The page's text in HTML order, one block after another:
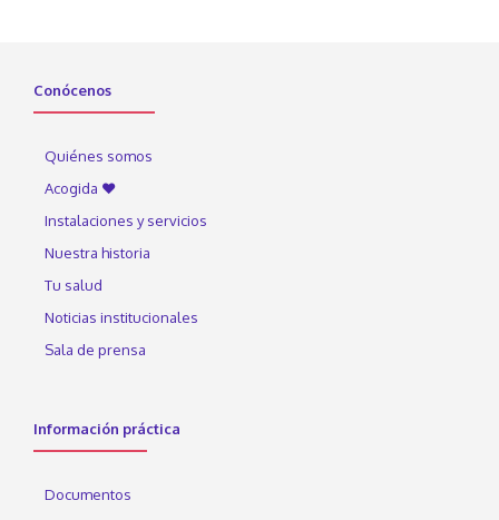
Conócenos
Quiénes somos
Acogida ♥
Instalaciones y servicios
Nuestra historia
Tu salud
Noticias institucionales
Sala de prensa
Información práctica
Documentos